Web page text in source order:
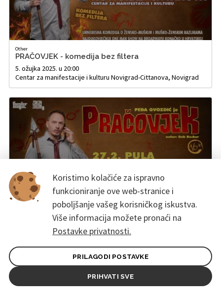
Other
PRAČOVJEK - komedija bez filtera
5. ožujka 2025. u 20:00
Centar za manifestacije i kulturu Novigrad-Cittanova, Novigrad
PRAČOVJEK - komedija bez filtera
DOM HB PULA, Pula
Koristimo kolačiće za ispravno
funkcioniranje ove web-stranice i
poboljšanje vašeg korisničkog iskustva.
Više informacija možete pronaći na
Postavke privatnosti.
PRILAGODI POSTAVKE
PRIHVATI SVE